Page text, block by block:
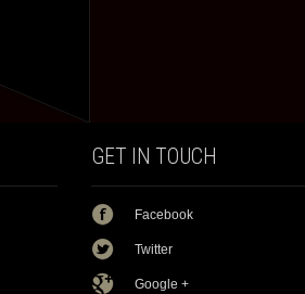
GET IN TOUCH
Facebook
Twitter
Google +